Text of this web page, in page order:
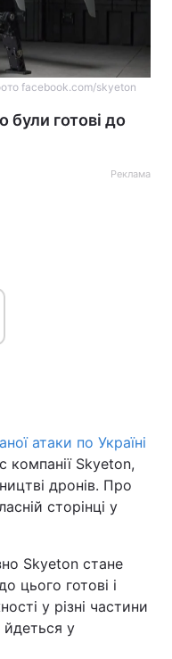
facebook.com/skyeton
були готові до
Реклама
атаки по Україні
компанії Skyeton,
дронів. Про
сторінці у
Skyeton стане
цього готові і
у різні частини
йдеться у